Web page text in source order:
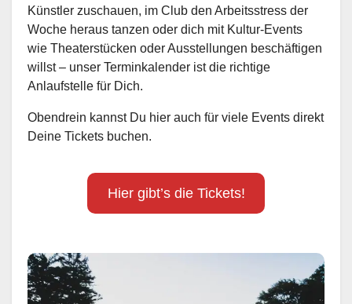
Künstler zuschauen, im Club den Arbeitsstress der
Woche heraus tanzen oder dich mit Kultur-Events
wie Theaterstücken oder Ausstellungen beschäftigen
willst – unser Terminkalender ist die richtige
Anlaufstelle für Dich.
Obendrein kannst Du hier auch für viele Events direkt
Deine Tickets buchen.
Hier gibt’s die Tickets!